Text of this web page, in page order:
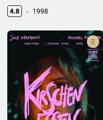
4.8 1998